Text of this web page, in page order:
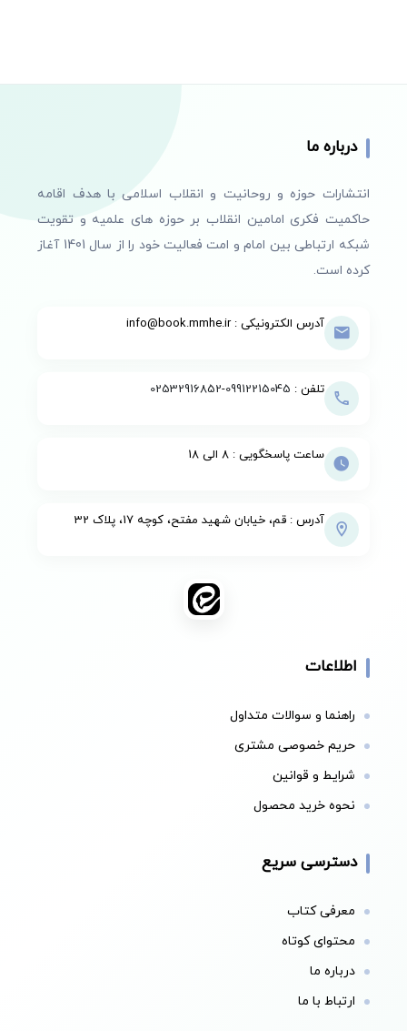
درباره ما
انتشارات حوزه و روحانیت و انقلاب اسلامی با هدف اقامه
حاکمیت فکری امامین انقلاب بر حوزه های علمیه و تقویت
شبکه ارتباطی بین امام و امت فعالیت خود را از سال 1401 آغاز
کرده است.
آدرس الکترونیکی : info@book.mmhe.ir
تلفن : 09912215045
-
02532916852
ساعت پاسخگویی : 8 الی 18
آدرس : قم، خیابان شهید مفتح، کوچه 17، پلاک 32
اطلاعات
راهنما و سوالات متداول
حریم خصوصی مشتری
شرایط و قوانین
نحوه خرید محصول
دسترسی سریع
معرفی کتاب
محتوای کوتاه
درباره ما
ارتباط با ما